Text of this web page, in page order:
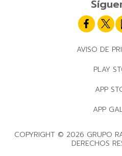
AVISO DE
PLAY
APP
APP
COPYRIGHT © 2026 GRUPO
DERECHOS